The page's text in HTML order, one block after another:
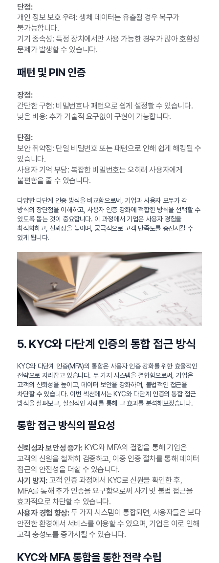
단점:
개인 정보 보호 우려: 생체 데이터는 유출될 경우 복구가
불가능합니다.
기기 종속성: 특정 장치에서만 사용 가능한 경우가 많아 호환성
문제가 발생할 수 있습니다.
패턴 및 PIN 인증
장점:
간단한 구현: 비밀번호나 패턴으로 쉽게 설정할 수 있습니다.
낮은 비용: 추가 기술적 요구없이 구현이 가능합니다.
단점:
보안 취약점: 단일 비밀번호 또는 패턴으로 인해 쉽게 해킹될 수
있습니다.
사용자 기억 부담: 복잡한 비밀번호는 오히려 사용자에게
불편함을 줄 수 있습니다.
다양한 다단계 인증 방식을 비교함으로써, 기업과 사용자 모두가 각
방식의 장단점을 이해하고, 사용자 인증 강화에 적합한 방식을 선택할 수
있도록 돕는 것이 중요합니다. 이 과정에서 기업은 사용자 경험을
최적화하고, 신뢰성을 높이며, 궁극적으로 고객 만족도를 증진시킬 수
있게 됩니다.
5. KYC와 다단계 인증의 통합 접근 방식
KYC와 다단계 인증(MFA)의 통합은 사용자 인증 강화를 위한 효율적인
전략으로 자리잡고 있습니다. 두 가지 시스템을 결합함으로써, 기업은
고객의 신뢰성을 높이고, 데이터 보안을 강화하며, 불법적인 접근을
차단할 수 있습니다. 이번 섹션에서는 KYC와 다단계 인증의 통합 접근
방식을 살펴보고, 실질적인 사례를 통해 그 효과를 분석해보겠습니다.
통합 접근 방식의 필요성
신뢰성과 보안성 증가:KYC와 MFA의 결합을 통해 기업은
고객의 신원을 철저히 검증하고, 이중 인증 절차를 통해 데이터
접근의 안전성을 더할 수 있습니다.
사기 방지:고객 인증 과정에서 KYC로 신원을 확인한 후,
MFA를 통해 추가 인증을 요구함으로써 사기 및 불법 접근을
효과적으로 차단할 수 있습니다.
사용자 경험 향상:두 가지 시스템이 통합되면, 사용자들은 보다
안전한 환경에서 서비스를 이용할 수 있으며, 기업은 이로 인해
고객 충성도를 증가시킬 수 있습니다.
KYC와 MFA 통합을 통한 전략 수립